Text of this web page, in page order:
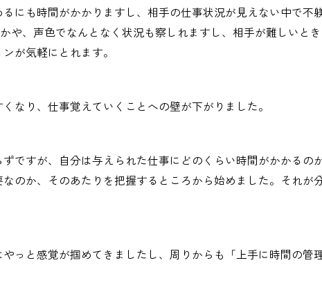
にも時間がかかりますし、相手の仕事状況が見えない中で不
や、声色でなんとなく状況も察しれますし、相手が難しいと
が気軽にとれます。
なり、仕事覚えていくことへの壁が下がりました。
ですが、自分は与えられた仕事にどのくらい時間がかかるの
のか、そのあたりを把握するところから始めました。それが
っと感覚が掴めてきましたし、周りからも「上手に時間の管